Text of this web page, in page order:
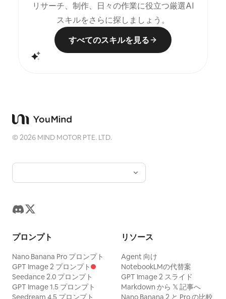
リサーチ、制作、日々の作業に役立つ厳選AI
スキルをさらに探しましょう。
すべてのスキルを見る
©2026 MIND MOTOR PTE. LTD.
プロンプト
Nano Banana Pro プロンプト
GPT Image 2 プロンプト
Seedance 2.0 プロンプト
GPT Image 1.5 プロンプト
Seedream 4.5 プロンプト
リソース
Agent 向け
NotebookLMの代替案
GPT Image 2 スライド
Markdown から 𝕏 記事へ
Nano Banana 2 と Pro の比較